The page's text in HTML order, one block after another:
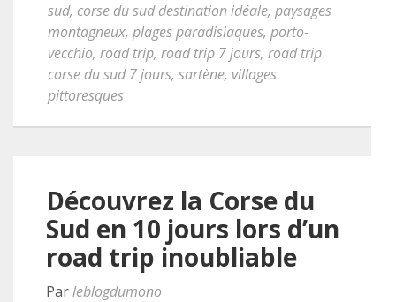
sud, corse du sud destination idéale, paysages
montagneux, plages paradisiaques, porto-
vecchio, road trip, road trip 7 jours, road trip
corse du sud 7 jours, sartène, villages
pittoresques
Découvrez la Corse du
Sud en 10 jours lors d’un
road trip inoubliable
Parleblogdumono